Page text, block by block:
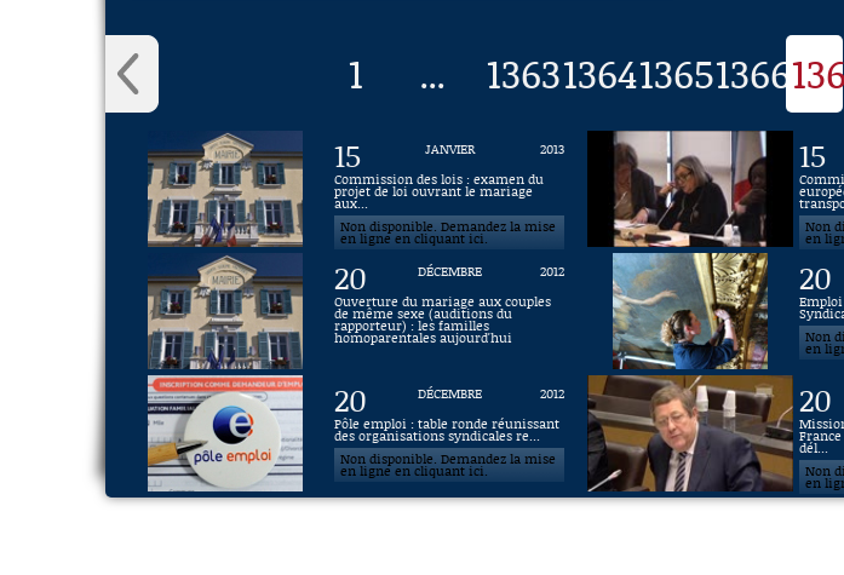
1 ... 1363136413651366
15 JANVIER
2013
Commission des lois : examen du
projet de loi ouvrant le mariage
aux...
Non disponible. Demandez la mise
en ligne en cliquant ici.
15
Non
en
20 DÉCEMBRE
2012
Ouverture du mariage aux couples
de même sexe (auditions du
rapporteur) : les familles
homoparentales aujourd'hui
20
Non
en
20 DÉCEMBRE
2012
Pôle emploi : table ronde réunissant
des organisations syndicales re...
Non disponible. Demandez la mise
en ligne en cliquant ici.
20
dél...
Non
en